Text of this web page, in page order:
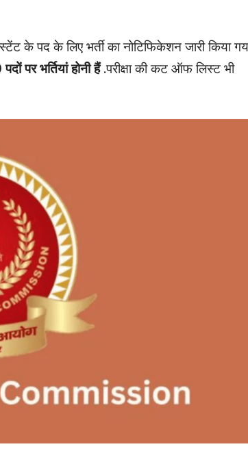
के पद के लिए भर्ती का नोटिफिकेशन जारी किया
पर भर्तियां होनी हैं.परीक्षा की कट ऑफ लिस्ट भी